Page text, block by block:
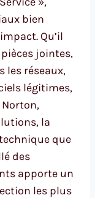
bien
Qu’il
jointes,
les réseaux,
légitimes,
la
que
des
apporte un
les plus